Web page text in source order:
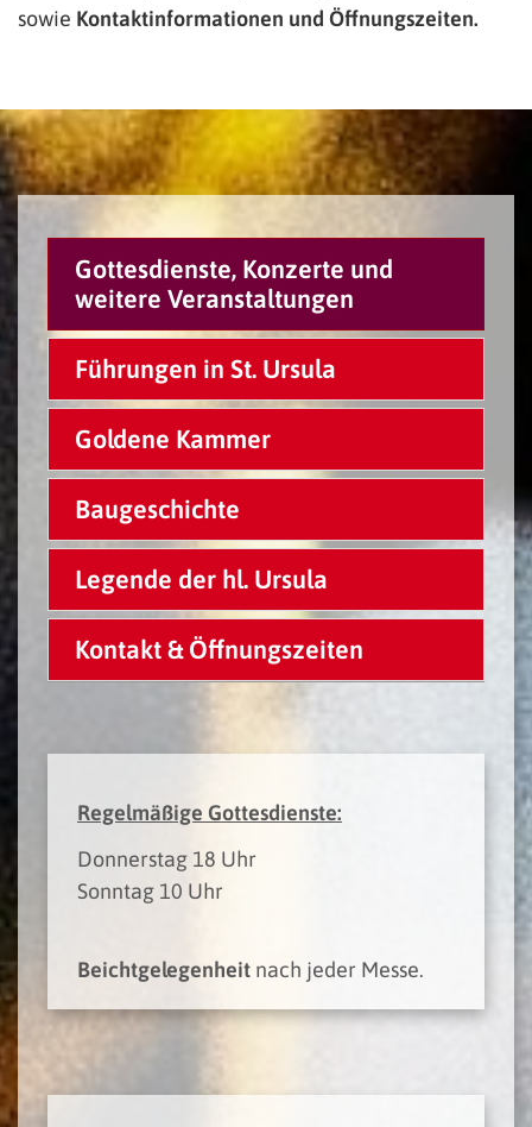
sowie Kontaktinformationen und Öffnungszeiten.
Gottesdienste, Konzerte und
weitere Veranstaltungen
Führungen in St. Ursula
Goldene Kammer
Baugeschichte
Legende der hl. Ursula
Kontakt & Öffnungszeiten
Regelmäßige Gottesdienste:
Donnerstag 18 Uhr
Sonntag 10 Uhr
Beichtgelegenheit nach jeder Messe.